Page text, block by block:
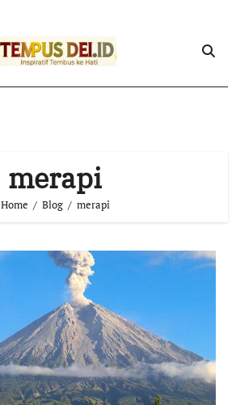
merapi
Home Blog merapi